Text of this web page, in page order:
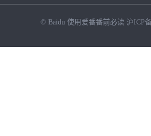
© Baidu 使用爱番番前必读 沪ICP